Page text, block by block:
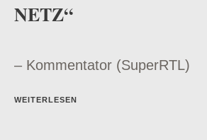
NETZ“
– Kommentator (SuperRTL)
WEITERLESEN